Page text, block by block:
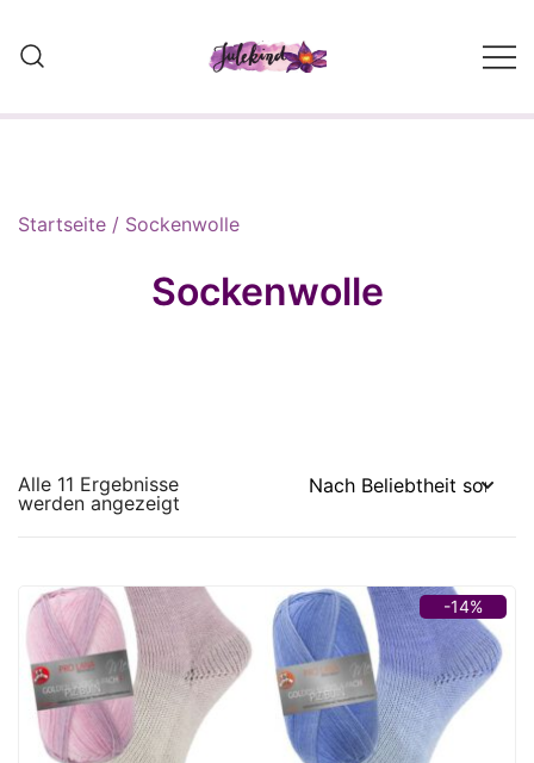
content
Made Designs
Startseite / Sockenwolle
Sockenwolle
Alle 11 Ergebnisse
werden angezeigt
-14%